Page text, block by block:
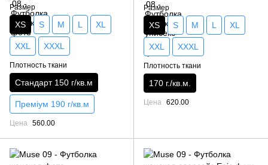
Размер
XS S M L XL
XXL XXXL
Плотность ткани
Стандарт 150 г/кв.м
Преміум 190 г/кв.м
Цена 560.00
Размер
XS S M L XL
XXL XXXL
Плотность ткани
170 г./кв.м.
Цена 620.00